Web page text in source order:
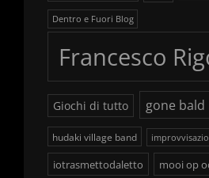
Dentro e Fuori Blog
Francesco
Giochi di tutto gone bald
hudaki village band
iotrasmettodaletto mooi op